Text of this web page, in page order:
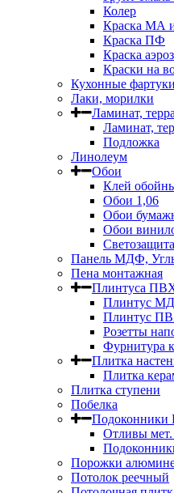
Колер
Краска МА
Краска ПФ
Краска
Краски на
Кухонные
Лаки, морилки
Ламинат,
Ламинат,
Подложка
Линолеум
Обои
Клей
Обои 1,06
Обои
Обои
Светозащита
Панель МДФ,
Пена монтажная
Плинтуса
Плинтус
Плинтус
Розетты
Фурнитура
Плитка
Плитка
Плитка ступени
Побелка
Отливы
Порожки
Потолок реечный